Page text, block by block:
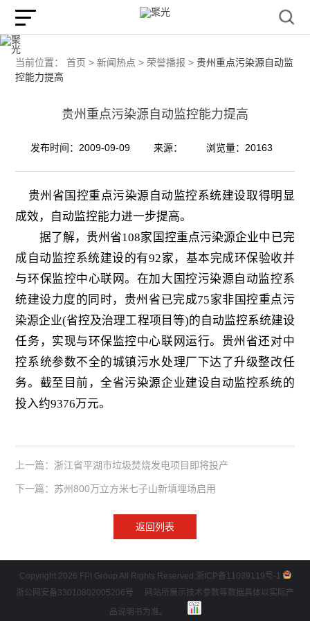
当前位置： 首页 > 新闻热点 > 荣誉播报 > 贵州重点污染源自动监
控能力提高
贵州重点污染源自动监控能力提高
发布时间：2009-09-09 来源： 浏览量：20163
贵州省国控重点污染源自动监控系统建设取得明显
成效，自动监控能力进一步提高。
据了解，贵州省108家国控重点污染源企业中已完
成自动监控系统建设的有92家，基本完成环保验收并
与环保监控中心联网。在加大国控污染源自动监控系
统建设力度的同时，贵州省已完成75家非国控重点污
染源企业(省控及治理工程项目等)的自动监控系统建设
任务，实现与环保监控中心联网运行。贵州省还对中
控系统参数不全的城镇污水处理厂下达了升级整改任
务。截至目前，全省污染源企业建设自动监控系统的
投入约9376万元。
上一篇：浙江省平湖市垃圾焚烧发电项目即将投产
下一篇：苏州800万立方米七子山新填埋场启用
返回列表
Copyright 2026 FPI Group All Rights Reserved.浙ICP备11039119号-1
浙公网安备33010802005206号
网站所展示技术参数等数据具体以实际产
品说明书为准。